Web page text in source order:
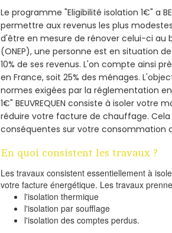
Le programme "Eligibilité isolation 1€" a
permettre aux revenus les plus
d'être en mesure de rénover celui-ci au
(ONEP), une personne est en situation
10% de ses revenus. L'on compte ainsi
en France, soit 25% des ménages.
normes exigées par la réglementation
1€" BEUVREQUEN consiste à isoler
réduire votre facture de chauffage.
conséquentes sur votre consommation
En quoi consistent les travaux ?
Les travaux consistent essentiellement à
votre facture énergétique. Les travaux
l'isolation thermique
l'isolation par soufflage
l'isolation des comptes perdus.